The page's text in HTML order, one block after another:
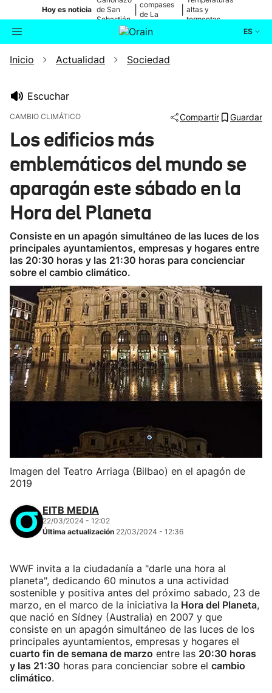
Hoy es noticia de San
Sebastián
compases
de La
altas y
tormentas
ES
Buscador Actualidad
Ikusmiran
Eguraldia
Inicio Actualidad Sociedad
Escuchar
CAMBIO CLIMÁTICO Compartir Guardar
Los edificios más
emblemáticos del mundo se
aparagán este sábado en la
Hora del Planeta
Consiste en un apagón simultáneo de las luces de los
principales ayuntamientos, empresas y hogares entre
las 20:30 horas y las 21:30 horas para concienciar
sobre el cambio climático.
Imagen del Teatro Arriaga (Bilbao) en el apagón de
2019
EITB MEDIA
22/03/2024 - 12:02
Última actualización 22/03/2024 - 12:36
WWF invita a la ciudadanía a "darle una hora al
planeta", dedicando 60 minutos a una actividad
sostenible y positiva antes del próximo sabado, 23 de
marzo, en el marco de la iniciativa la Hora del Planeta,
que nació en Sídney (Australia) en 2007 y que
consiste en un apagón simultáneo de las luces de los
principales ayuntamientos, empresas y hogares el
cuarto fin de semana de marzo entre las 20:30 horas
y las 21:30 horas para concienciar sobre el cambio
climático.